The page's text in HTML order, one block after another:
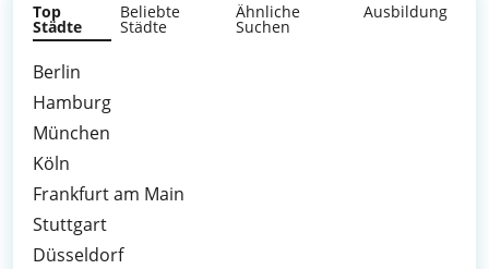
Top
Städte
Beliebte
Städte
Ähnliche
Suchen
Ausbildung
Berlin
Hamburg
München
Köln
Frankfurt am Main
Stuttgart
Düsseldorf